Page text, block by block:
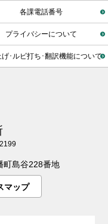
各課電話番号
プライバシーについて
げ･ルビ打ち･翻訳機能について
町島谷228番地
マップ